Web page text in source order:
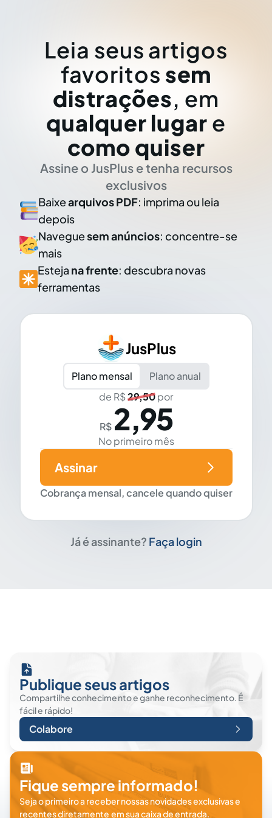
Leia seus artigos
favoritos sem
distrações, em
qualquer lugar e
como quiser
Assine o JusPlus e tenha recursos
exclusivos
Baixearquivos PDF: imprima ou leia
depois
Naveguesem anúncios: concentre-se
mais
Esteja na frente: descubra novas
ferramentas
JusPlus
Plano mensal
Plano anual
de R$29,50por
R$ 2,95
No primeiro mês
Cobrança mensal, cancele quando quiser
Assinar
Já é assinante? Faça login
Publique seus artigos
Compartilhe conhecimento e ganhe reconhecimento. É
fácil e rápido!
Colabore
Fique sempre informado!
Seja o primeiro a receber nossas novidades exclusivas e
recentes diretamente em sua caixa de entrada.